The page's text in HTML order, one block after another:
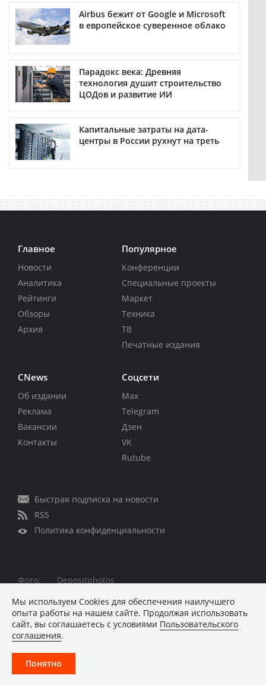
Airbus бежит от Google и Microsoft
в европейское суверенное облако
Парадокс века: Древняя
технология душит строительство
ЦОДов и развитие ИИ
Капитальные затраты на дата-
центры в России рухнут на треть
Главное
Новости
Аналитика
Рейтинги
Обзоры
Архив
Популярное
Конференции
Специальные проекты
Маркет
Техника
ТВ
Печатные издания
CNews
Об издании
Реклама
Вакансии
Контакты
Соцсети
Max
Telegram
Дзен
VK
Rutube
Быстрая подписка на новости
RSS
Политика конфиденциальности
Фото:
Depositphotos
Все права защищены © 1995 – 2026
Материалы, помеченные знаком ■ опубликованы на
коммерческой основе
Хостинг-провайдер REG.RU
Мы используем Сookies для обеспечения наилучшего
опыта работы на нашем сайте. Продолжая использовать
сайт, вы соглашаетесь с условиями Пользовательского
соглашения.
Понятно